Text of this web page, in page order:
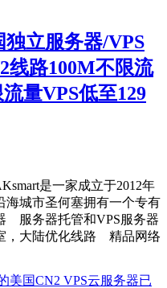
立服务器/VPS
线路100M不限流
量VPS低至129
是一家成立于2012年
海城市圣何塞拥有一个专有
服务器托管和VPS服务器
，大陆优化线路 精品网络